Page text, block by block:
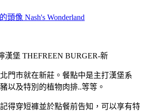
Nash's Wonderland
門市就在新莊。餐點中是主打漢堡系
以及特別的植物肉排..等等。
得穿短褲並於點餐前告知，可以享有特